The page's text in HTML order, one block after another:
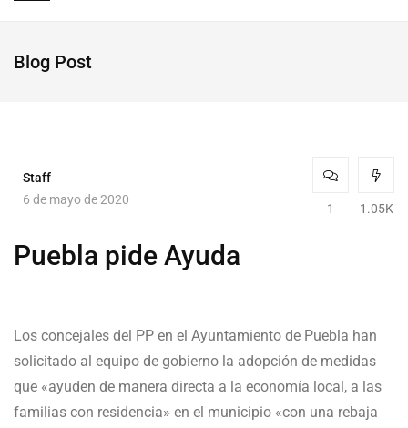
Blog Post
Staff
6 de mayo de 2020
1 1.05K
Puebla pide Ayuda
Los concejales del PP en el Ayuntamiento de Puebla han
solicitado al equipo de gobierno la adopción de medidas
que «ayuden de manera directa a la economía local, a las
familias con residencia» en el municipio «con una rebaja